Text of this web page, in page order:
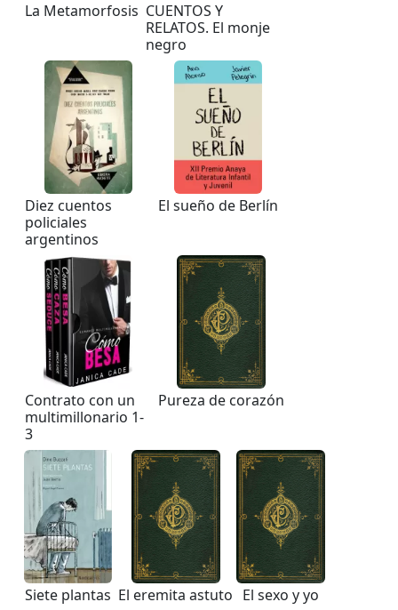
La Metamorfosis CUENTOS Y
RELATOS. El monje
negro
Diez cuentos
policiales
argentinos
El sueño de Berlín
Contrato con un
multimillonario 1-
3
Pureza de corazón
Siete plantas El eremita astuto El sexo y yo